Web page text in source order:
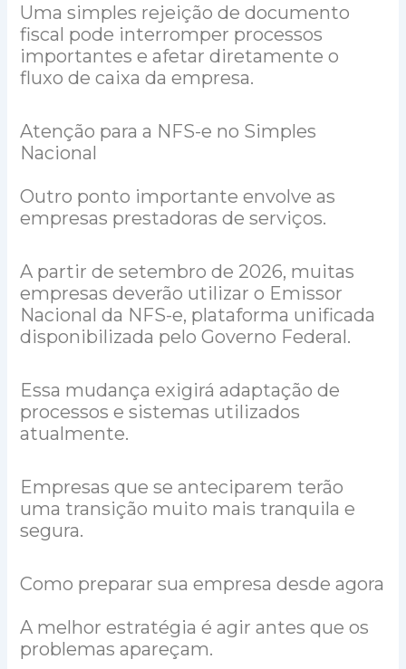
Uma simples rejeição de documento
fiscal pode interromper processos
importantes e afetar diretamente o
fluxo de caixa da empresa.
Atenção para a NFS-e no Simples
Nacional
Outro ponto importante envolve as
empresas prestadoras de serviços.
A partir de setembro de 2026, muitas
empresas deverão utilizar o Emissor
Nacional da NFS-e, plataforma unificada
disponibilizada pelo Governo Federal.
Essa mudança exigirá adaptação de
processos e sistemas utilizados
atualmente.
Empresas que se anteciparem terão
uma transição muito mais tranquila e
segura.
Como preparar sua empresa desde agora
A melhor estratégia é agir antes que os
problemas apareçam.